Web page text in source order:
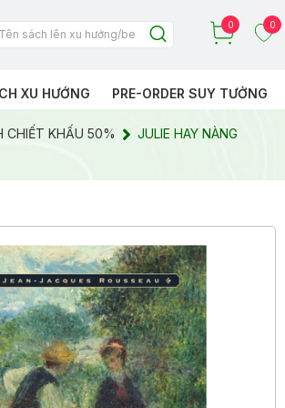
0 0
XU HƯỚNG PRE-ORDER SUY TƯỞNG
CHIẾT KHẤU 50%
JULIE HAY NÀNG